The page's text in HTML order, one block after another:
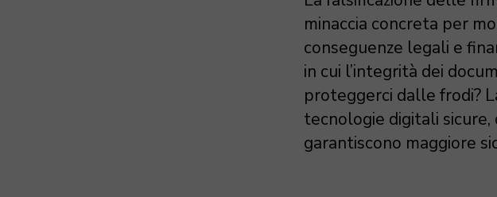
minaccia concreta per
conseguenze legali e
in cui l’integrità dei
proteggerci dalle frodi?
tecnologie digitali
garantiscono maggiore